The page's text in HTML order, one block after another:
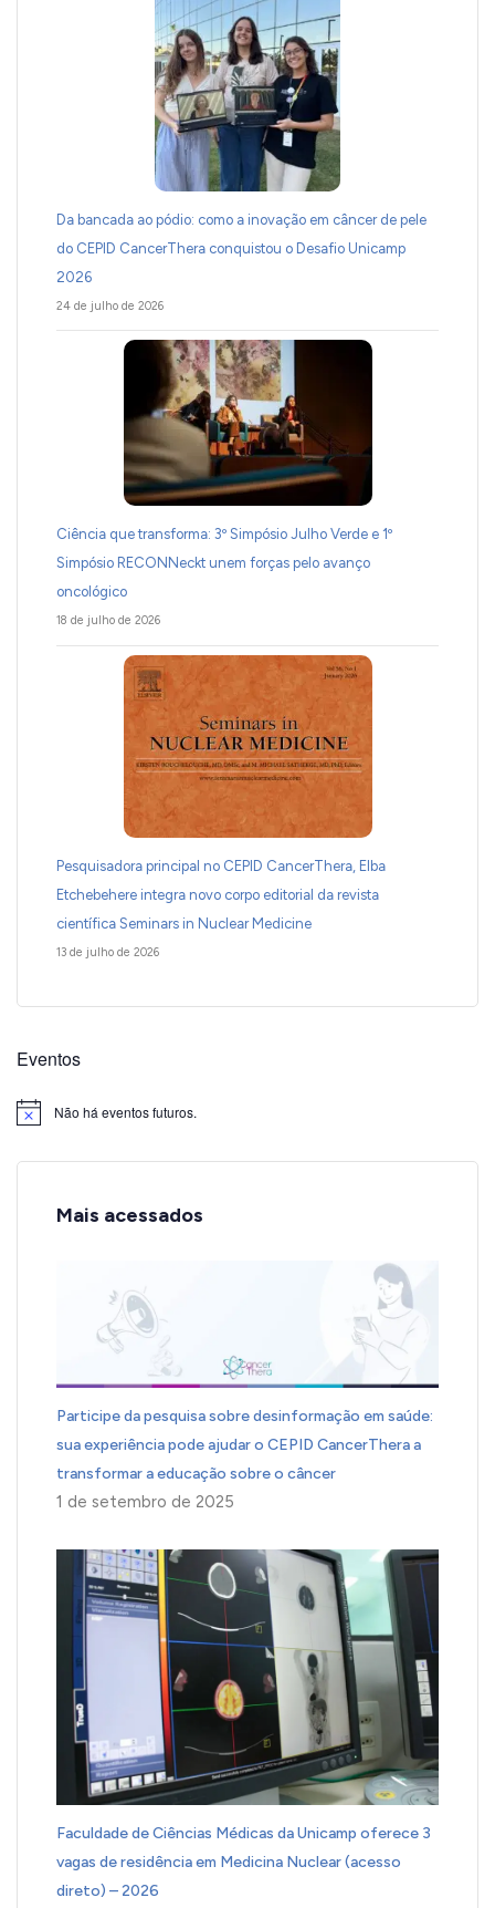
Da bancada ao pódio: como a inovação em câncer de pele
do CEPID CancerThera conquistou o Desafio Unicamp
2026
24 de julho de 2026
Ciência que transforma: 3º Simpósio Julho Verde e 1º
Simpósio RECONNeckt unem forças pelo avanço
oncológico
18 de julho de 2026
Pesquisadora principal no CEPID CancerThera, Elba
Etchebehere integra novo corpo editorial da revista
científica Seminars in Nuclear Medicine
13 de julho de 2026
Eventos
Notice Não há eventos futuros.
Mais acessados
Participe da pesquisa sobre desinformação em saúde:
sua experiência pode ajudar o CEPID CancerThera a
transformar a educação sobre o câncer
1 de setembro de 2025
Faculdade de Ciências Médicas da Unicamp oferece 3
vagas de residência em Medicina Nuclear (acesso
direto) – 2026